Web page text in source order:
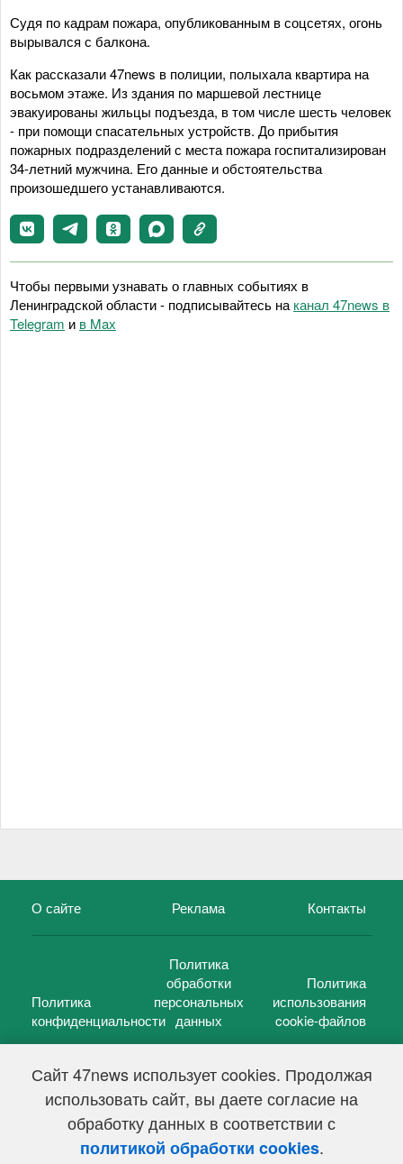
Сайт 47news использует cookies. Продолжая
использовать сайт, вы даете согласие на
обработку данных в соответствии с
политикой обработки cookies.
Судя по кадрам пожара, опубликованным в соцсетях, огонь
вырывался с балкона.
Как рассказали 47news в полиции, полыхала квартира на
восьмом этаже. Из здания по маршевой лестнице
эвакуированы жильцы подъезда, в том числе шесть человек
- при помощи спасательных устройств. До прибытия
пожарных подразделений с места пожара госпитализирован
34-летний мужчина. Его данные и обстоятельства
произошедшего устанавливаются.
Чтобы первыми узнавать о главных событиях в
Ленинградской области - подписывайтесь на канал 47news в
Telegram и в Maх
О сайте Реклама Контакты
Политика
конфиденциальности
Политика
обработки
персональных
данных
Политика
использования
cookie-файлов
47 новостей (47 news)2005 — 2026 г.
Свидетельство о регистрации СМИ Эл № ФС 77-39848, выдано
Федеральной службой по надзору в сфере связи,
информационных технологий и массовых коммуникаций